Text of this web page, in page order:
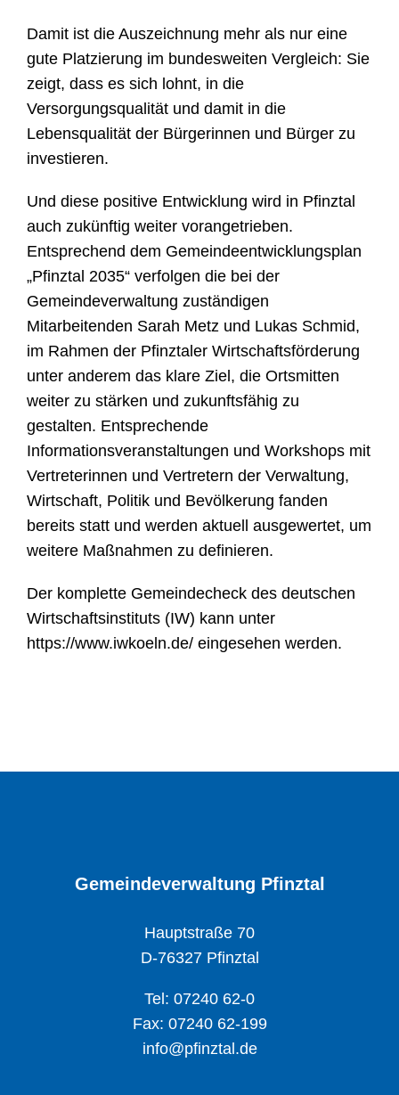
Damit ist die Auszeichnung mehr als nur eine
gute Platzierung im bundesweiten Vergleich: Sie
zeigt, dass es sich lohnt, in die
Versorgungsqualität und damit in die
Lebensqualität der Bürgerinnen und Bürger zu
investieren.
Und diese positive Entwicklung wird in Pfinztal
auch zukünftig weiter vorangetrieben.
Entsprechend dem Gemeindeentwicklungsplan
„Pfinztal 2035“ verfolgen die bei der
Gemeindeverwaltung zuständigen
Mitarbeitenden Sarah Metz und Lukas Schmid,
im Rahmen der Pfinztaler Wirtschaftsförderung
unter anderem das klare Ziel, die Ortsmitten
weiter zu stärken und zukunftsfähig zu
gestalten. Entsprechende
Informationsveranstaltungen und Workshops mit
Vertreterinnen und Vertretern der Verwaltung,
Wirtschaft, Politik und Bevölkerung fanden
bereits statt und werden aktuell ausgewertet, um
weitere Maßnahmen zu definieren.
Der komplette Gemeindecheck des deutschen
Wirtschaftsinstituts (IW) kann unter
https://www.iwkoeln.de/ eingesehen werden.
Gemeindeverwaltung Pfinztal
Hauptstraße 70
D-76327 Pfinztal
Tel: 07240 62-0
Fax: 07240 62-199
info@pfinztal.de